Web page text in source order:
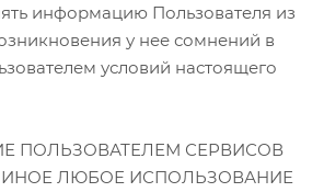
информацию Пользователя из
у нее сомнений в
условий настоящего
ПОЛЬЗОВАТЕЛЕМ СЕРВИСОВ
ИНОЕ ЛЮБОЕ ИСПОЛЬЗОВАНИЕ